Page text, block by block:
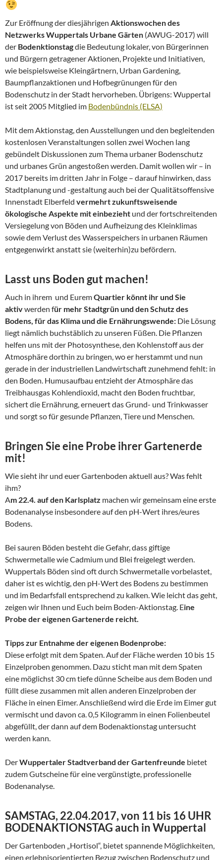
Zur Eröffnung der diesjährigen Aktionswochen des
Netzwerks Wuppertals Urbane Gärten (AWUG-2017) will
der Bodenktionstagdie Bedeutung lokaler, von Bürgerinnen
und Bürgern getragener Aktionen, Projekte und Initiativen,
wie beispielsweise Kleingärtnern, Urban Gardening,
Baumpflanzaktionen und Hofbegrünungen für den
Bodenschutz in der Stadt hervorheben. Übrigens: Wuppertal
ist seit 2005 Mitglied im Bodenbündnis (ELSA)
Mit dem Aktionstag, den Ausstellungen und den begleitenden
kostenlosen Veranstaltungen sollen zwei Wochen lang
gebündelt Diskussionen zum Thema urbaner Bodenschutz
und urbanes Grün angestoßen werden. Damit wollen wir – in
2017 bereits im dritten Jahr in Folge – darauf hinwirken, dass
Stadtplanung und -gestaltung auch bei der Qualitätsoffensive
Innenstadt Elberfeld vermehrt zukunftsweisende
ökologische Aspekte mit einbezieht und der fortschreitenden
Versiegelung von Böden und Aufheizung des Kleinklimas
sowie dem Verlust des Wasserspeichers in urbanen Räumen
entgegenwirkt anstatt sie (weiterhin)zu befördern.
Lasst uns Boden gut machen!
Auch in ihrem und EuremQuartier könnt ihr und Sie
aktivwerden für mehr Stadtgrün und den Schutz des
Bodens, für das Klima und die Ernährungswende: Die Lösung
liegt nämlich buchstäblich zu unseren Füßen. Die Pflanzen
helfen uns mit der Photosynthese, den Kohlenstoff aus der
Atmosphäre dorthin zu bringen, wo er herstammt und nun
gerade in der industriellen Landwirtschaft zunehmend fehlt: in
den Boden. Humusaufbau entzieht der Atmosphäre das
Treibhausgas Kohlendioxid, macht den Boden fruchtbar,
sichert die Ernährung, erneuert das Grund- und Trinkwasser
und sorgt so für gesunde Pflanzen, Tiere und Menschen.
Bringen Sie eine Probe ihrer Gartenerde
mit!
Wie sieht ihr und euer Gartenboden aktuell aus? Was fehlt
ihm?
Am 22.4. auf den Karlsplatz machen wir gemeinsam eine erste
Bodenanalyse insbesondere auf den pH-Wert ihres/eures
Bodens.
Bei sauren Böden besteht die Gefahr, dass giftige
Schwermetalle wie Cadmium und Blei freigelegt werden.
Wuppertals Böden sind oft durch Schwermetalle vorbelastet,
daher ist es wichtig, den pH-Wert des Bodens zu bestimmen
und im Bedarfsfall entsprechend zu kalken. Wie leicht das geht,
zeigen wir Ihnen und Euch beim Boden-Aktionstag. Eine
Probe der eigenen Gartenerde reicht.
Tipps zur Entnahme der eigenen Bodenprobe:
Diese erfolgt mit dem Spaten. Auf der Fläche werden 10 bis 15
Einzelproben genommen. Dazu sticht man mit dem Spaten
eine möglichst 30 cm tiefe dünne Scheibe aus dem Boden und
füllt diese zusammen mit allen anderen Einzelproben der
Fläche in einen Eimer. Anschließend wird die Erde im Eimer gut
vermischt und davon ca. 0,5 Kilogramm in einen Folienbeutel
abgefüllt, der dann auf dem Bodenaktionstag untersucht
werden kann.
DerWuppertaler Stadtverband der Gartenfreunde bietet
zudem Gutscheine für eine vergünstigte, professionelle
Bodenanalyse.
SAMSTAG, 22.04.2017, von 11 bis 16 UHR
BODENAKTIONSTAG auch in Wuppertal
Der Gartenboden „Hortisol“, bietet spannende Möglichkeiten,
einen erlebnisorientierten Bezug zwischen Bodenschutz und